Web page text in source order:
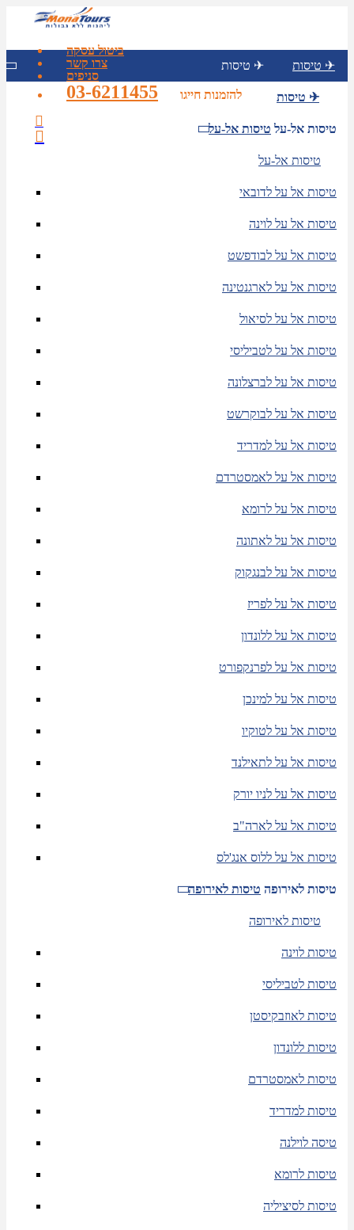
ביטול עסקה
צרו קשר
סניפים
להזמנות חייגו
03-6211455
טיסות ✈ טיסות ✈
טיסות ✈
טיסות אל-על טיסות אל-על
טיסות אל-על
טיסות אל על לדובאי
טיסות אל על לוינה
טיסות אל על לבודפשט
טיסות אל על לארגנטינה
טיסות אל על לסיאול
טיסות אל על לטביליסי
טיסות אל על לברצלונה
טיסות אל על לבוקרשט
טיסות אל על למדריד
טיסות אל על לאמסטרדם
טיסות אל על לרומא
טיסות אל על לאתונה
טיסות אל על לבנגקוק
טיסות אל על לפריז
טיסות אל על ללונדון
טיסות אל על לפרנקפורט
טיסות אל על למינכן
טיסות אל על לטוקיו
טיסות אל על לתאילנד
טיסות אל על לניו יורק
טיסות אל על לארה"ב
טיסות אל על ללוס אנג'לס
טיסות לאירופה טיסות לאירופה
טיסות לאירופה
טיסות לוינה
טיסות לטביליסי
טיסות לאוזבקיסטן
טיסות ללונדון
טיסות לאמסטרדם
טיסות למדריד
טיסה לוילנה
טיסות לרומא
טיסות לסיציליה